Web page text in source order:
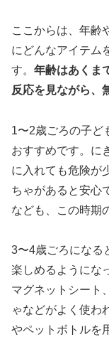
ここからは、年齢
にどんなアイテム
す。 年齢はあくま
反応を見ながら、
1〜2歳ごろの子ど
おすすめです。に
に入れても危険が
ちゃがあると安心
なども、この時期
3〜4歳ごろになる
楽しめるようにな
マグネットシート
ゃなどがよく使わ
やペットボトルを